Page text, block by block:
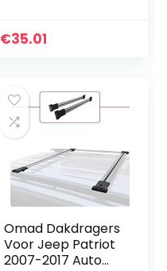
compatibel met
€35.01
Omad Dakdragers
Voor Jeep Patriot
2007-2017 Auto